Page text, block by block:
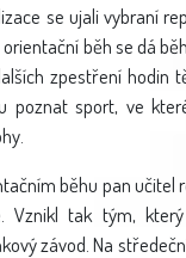
se ujali vybraní
orientační běh se dá
zpestření hodin
poznat sport, ve
běhu pan učitel
Vznikl tak tým,
závod. Na